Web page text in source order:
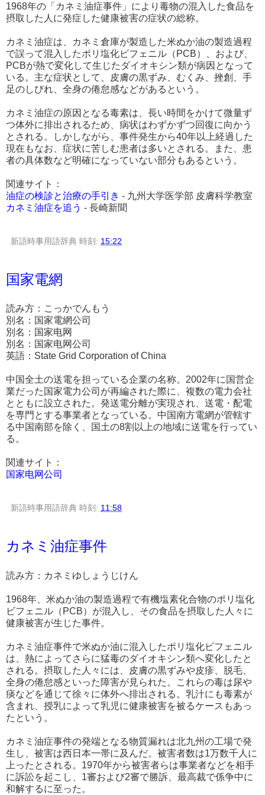
1968年の「カネミ油症事件」により毒物の混入した食品を
摂取した人に発症した健康被害の症状の総称。
カネミ油症は、カネミ倉庫が製造した米ぬか油の製造過程
で誤って混入したポリ塩化ビフェニル（PCB）、および、
PCBが熱で変化して生じたダイオキシン類が病因となって
いる。主な症状として、皮膚の黒ずみ、むくみ、挫創、手
足のしびれ、全身の倦怠感などがあるという。
カネミ油症の原因となる毒素は、長い時間をかけて微量ず
つ体外に排出されるため、病状はわずかずつ回復に向かう
とされる。しかしながら、事件発生から40年以上経過した
現在もなお、症状に苦しむ患者は多いとされる。また、患
者の具体数など明確になっていない部分もあるという。
関連サイト：
油症の検診と治療の手引き - 九州大学医学部 皮膚科学教室
カネミ油症を追う - 長崎新聞
新語時事用語辞典 時刻: 15:22
国家電網
読み方：こっかでんもう
別名：国家電網公司
別名：国家电网
別名：国家电网公司
英語：State Grid Corporation of China
中国全土の送電を担っている企業の名称。2002年に国営企
業だった国家電力公司が再編された際に、複数の電力会社
とともに設立された。発送電分離が実現され、送電・配電
を専門とする事業者となっている。中国南方電網が管轄す
る中国南部を除く、国土の8割以上の地域に送電を行ってい
る。
関連サイト：
国家电网公司
新語時事用語辞典 時刻: 11:58
カネミ油症事件
読み方：カネミゆしょうじけん
1968年、米ぬか油の製造過程で有機塩素化合物のポリ塩化
ビフェニル（PCB）が混入し、その食品を摂取した人々に
健康被害が生じた事件。
カネミ油症事件で米ぬか油に混入したポリ塩化ビフェニル
は、熱によってさらに猛毒のダイオキシン類へ変化したと
される。摂取した人々には、皮膚の黒ずみや皮疹、脱毛、
全身の倦怠感といった障害が見られた。これらの毒は尿や
痰などを通じて徐々に体外へ排出される。乳汁にも毒素が
含まれ、授乳によって乳児に健康被害を被るケースもあっ
たという。
カネミ油症事件の発端となる物質漏れは北九州の工場で発
生し、被害は西日本一帯に及んだ。被害者数は1万数千人に
上ったとされる。1970年から被害者らは事業者などを相手
に訴訟を起こし、1審および2審で勝訴、最高裁で係争中に
和解するに至った。